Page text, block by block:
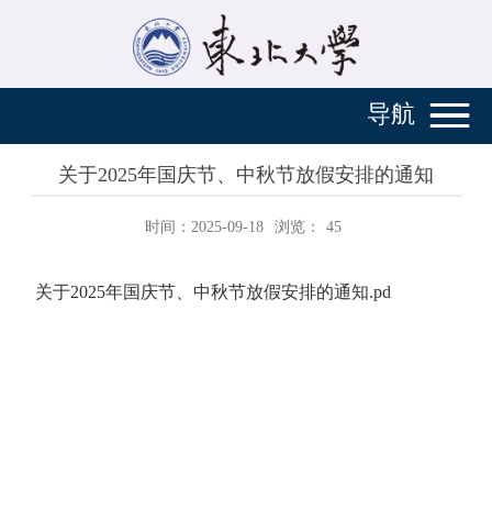
导航
关于2025年国庆节、中秋节放假安排的通知
时间：2025-09-18 浏览： 45
关于2025年国庆节、中秋节放假安排的通知.pd